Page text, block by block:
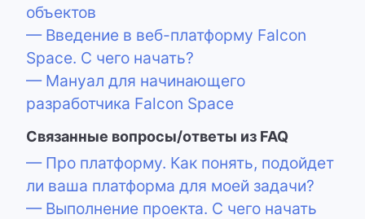
объектов
— Введение в веб-платформу Falcon
Space. C чего начать?
— Мануал для начинающего
разработчика Falcon Space
Связанные вопросы/ответы из FAQ
— Про платформу. Как понять, подойдет
ли ваша платформа для моей задачи?
— Выполнение проекта. С чего начать